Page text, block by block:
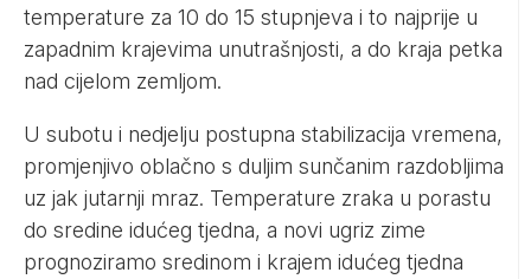
temperature za 10 do 15 stupnjeva i to najprije u
zapadnim krajevima unutrašnjosti, a do kraja petka
nad cijelom zemljom.
U subotu i nedjelju postupna stabilizacija vremena,
promjenjivo oblačno s duljim sunčanim razdobljima
uz jak jutarnji mraz. Temperature zraka u porastu
do sredine idućeg tjedna, a novi ugriz zime
prognoziramo sredinom i krajem idućeg tjedna